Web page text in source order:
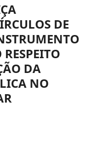
DE
DA
NO